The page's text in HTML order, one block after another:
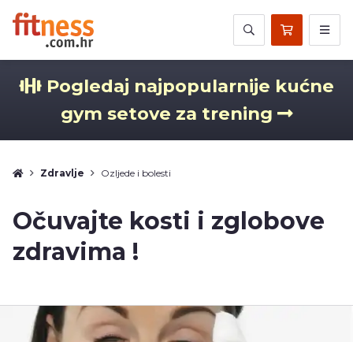
Pogledaj najpopularnije kućne
gym setove za trening
Zdravlje Ozljede i bolesti
Očuvajte kosti i zglobove
zdravima !